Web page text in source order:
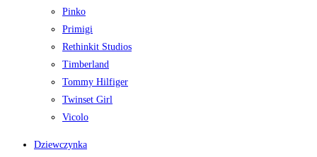
Pinko
Primigi
Rethinkit Studios
Timberland
Tommy Hilfiger
Twinset Girl
Vicolo
Dziewczynka